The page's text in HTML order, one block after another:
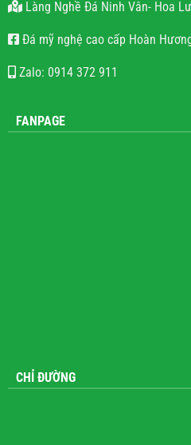
Làng Nghề Đá Ninh Vân- Hoa
Đá mỹ nghệ cao cấp Hoàn
Zalo: 0914 372 911
FANPAGE
CHỈ ĐƯỜNG